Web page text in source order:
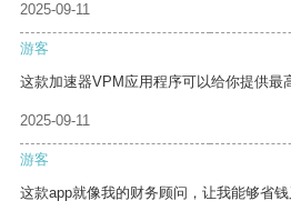
2025-09-11
游客
这款加速器VPM应用程序可以给你提供最
2025-09-11
游客
这款app就像我的财务顾问，让我能够省钱